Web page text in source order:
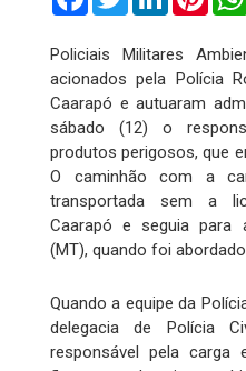
Policiais Militares
acionados pela Polícia
Caarapó e autuaram
sábado (12) o
produtos perigosos, que
O caminhão com a
transportada sem a
Caarapó e seguia para
(MT), quando foi abordado
Quando a equipe da
delegacia de Polícia
responsável pela carga